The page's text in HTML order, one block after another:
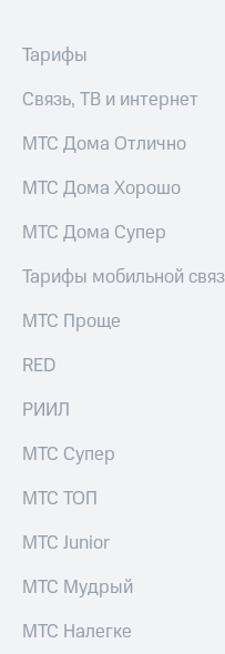
Тарифы
Связь, ТВ и интернет
МТС Дома Отлично
МТС Дома Хорошо
МТС Дома Супер
Тарифы мобильной
МТС Проще
RED
РИИЛ
МТС Супер
МТС ТОП
МТС Junior
МТС Мудрый
МТС Налегке